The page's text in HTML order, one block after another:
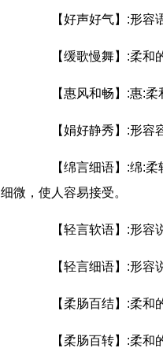
【好声好气】:形容语
【缓歌慢舞】:柔和的
【惠风和畅】:惠:柔和
【娟好静秀】:形容容
【绵言细语】:绵:柔软
细微，使人容易接受。
【轻言软语】:形容说
【轻言细语】:形容说
【柔肠百结】:柔和的
【柔肠百转】:柔和的